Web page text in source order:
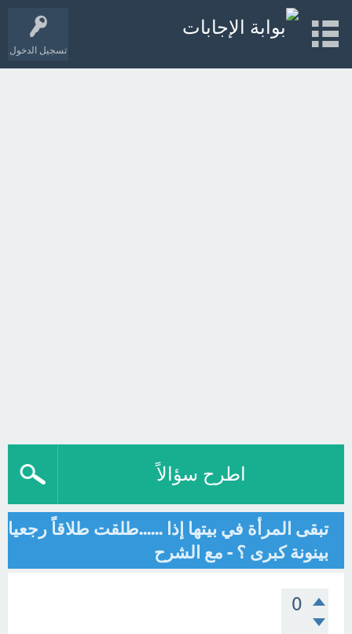
تسجيل الدخول
اطرح سؤالاً
تبقى المرأة في بيتها إذا ......طلقت طلاقاً رجعيا
بينونة كبرى ؟ - مع الشرح
0